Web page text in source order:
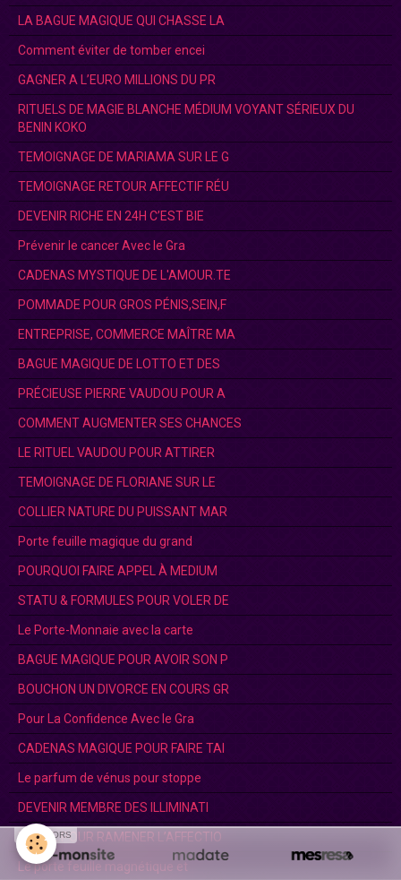
LA BAGUE MAGIQUE QUI CHASSE LA
Comment éviter de tomber encei
GAGNER A L’EURO MILLIONS DU PR
RITUELS DE MAGIE BLANCHE MÉDIUM VOYANT SÉRIEUX DU
BENIN KOKO
TEMOIGNAGE DE MARIAMA SUR LE G
TEMOIGNAGE RETOUR AFFECTIF RÉU
DEVENIR RICHE EN 24H C’EST BIE
Prévenir le cancer Avec le Gra
CADENAS MYSTIQUE DE L'AMOUR.TE
POMMADE POUR GROS PÉNIS,SEIN,F
ENTREPRISE, COMMERCE MAÎTRE MA
BAGUE MAGIQUE DE LOTTO ET DES
PRÉCIEUSE PIERRE VAUDOU POUR A
COMMENT AUGMENTER SES CHANCES
LE RITUEL VAUDOU POUR ATTIRER
TEMOIGNAGE DE FLORIANE SUR LE
COLLIER NATURE DU PUISSANT MAR
Porte feuille magique du grand
POURQUOI FAIRE APPEL À MEDIUM
STATU & FORMULES POUR VOLER DE
Le Porte-Monnaie avec la carte
BAGUE MAGIQUE POUR AVOIR SON P
BOUCHON UN DIVORCE EN COURS GR
Pour La Confidence Avec le Gra
CADENAS MAGIQUE POUR FAIRE TAI
Le parfum de vénus pour stoppe
DEVENIR MEMBRE DES ILLIMINATI
RITUEL POUR RAMENER L’AFFECTIO
Le porte feuille magnétique et
SPONSORS